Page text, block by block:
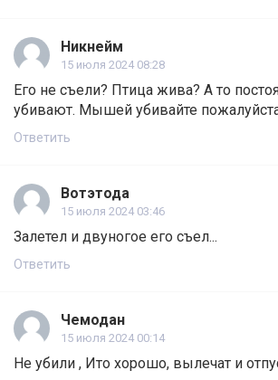
Никнейм
15 июля 2024 08:28
Его не съели? Птица жива? А то
убивают. Мышей убивайте
Ответить
Вотэтода
15 июля 2024 03:46
Залетел и двуногое его съел...
Ответить
Чемодан
15 июля 2024 00:14
Не убили , Ито хорошо, вылечат и